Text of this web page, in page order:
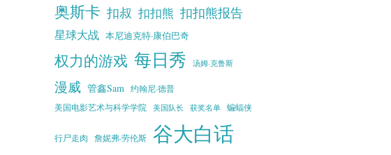
奥斯卡 扣叔 扣扣熊 扣扣熊报告
星球大战 本尼迪克特·康伯巴奇
权力的游戏 每日秀 汤姆·克鲁斯
漫威 管鑫Sam 约翰尼·德普
美国电影艺术与科学学院 美国队长 获奖名单 蝙蝠侠
行尸走肉 詹妮弗·劳伦斯 谷大白话